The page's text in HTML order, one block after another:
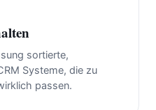
sortierte,
Systeme, die zu
passen.